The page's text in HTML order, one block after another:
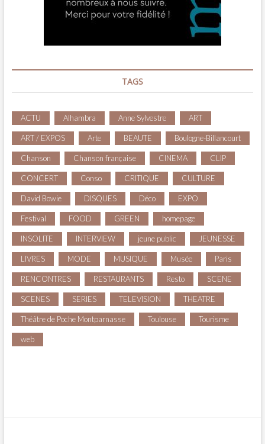
TAGS
ACTU Alhambra Anne Sylvestre ART
ART / EXPOS Arte BEAUTE Boulogne-Billancourt
Chanson Chanson française CINEMA CLIP
CONCERT Conso CRITIQUE CULTURE
David Bowie DISQUES Déco EXPO
Festival FOOD GREEN homepage
INSOLITE INTERVIEW jeune public JEUNESSE
LIVRES MODE MUSIQUE Musée Paris
RENCONTRES RESTAURANTS Resto SCENE
SCENES SERIES TELEVISION THEATRE
Théâtre de Poche Montparnasse Toulouse Tourisme
web